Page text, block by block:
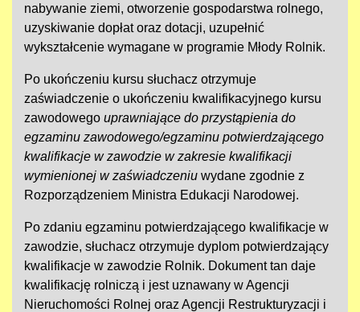
nabywanie ziemi, otworzenie gospodarstwa rolnego,
uzyskiwanie dopłat oraz dotacji, uzupełnić
wykształcenie wymagane w programie Młody Rolnik.
Po ukończeniu kursu słuchacz otrzymuje
zaświadczenie o ukończeniu kwalifikacyjnego kursu
zawodowego uprawniające do przystąpienia do
egzaminu zawodowego/egzaminu potwierdzającego
kwalifikacje w zawodzie w zakresie kwalifikacji
wymienionej w zaświadczeniu wydane zgodnie z
Rozporządzeniem Ministra Edukacji Narodowej.
Po zdaniu egzaminu potwierdzającego kwalifikacje w
zawodzie, słuchacz otrzymuje dyplom potwierdzający
kwalifikacje w zawodzie Rolnik. Dokument tan daje
kwalifikację rolniczą i jest uznawany w Agencji
Nieruchomości Rolnej oraz Agencji Restrukturyzacji i